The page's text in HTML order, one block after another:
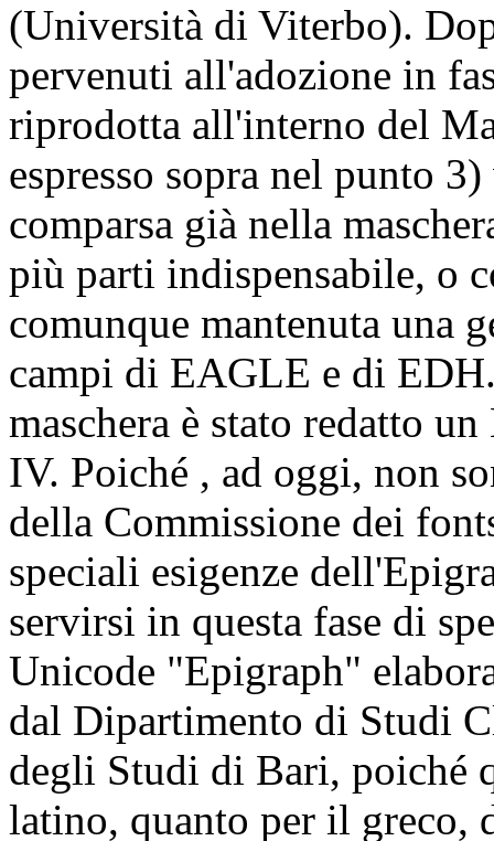
(Università di Viterbo).
pervenuti all'adozione in
riprodotta all'interno del
espresso sopra nel punto
comparsa già nella
più parti indispensabile, o
comunque mantenuta una
campi di EAGLE e di
maschera è stato redatto
IV. Poiché , ad oggi, non
della Commissione dei
speciali esigenze
servirsi in questa fase di
Unicode "Epigraph"
dal Dipartimento di Studi
degli Studi di Bari, poiché
latino, quanto per il